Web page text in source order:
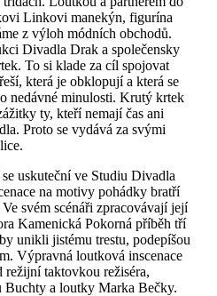
Linkovi manekýn, figurína
z výloh módních obchodů.
Divadla Drak a společensky
To si klade za cíl spojovat
která je obklopují a která se
nedávné minulosti. Krutý krtek
ty, kteří nemají čas ani
Proto se vydává za svými
uskuteční ve Studiu Divadla
na motivy pohádky bratří
Ve svém scénáři zpracovávají její
Kamenická Pokorná příběh tří
unikli jistému trestu, podepíšou
Výpravná loutková inscenace
taktovkou režiséra,
Buchty a loutky Marka Bečky.